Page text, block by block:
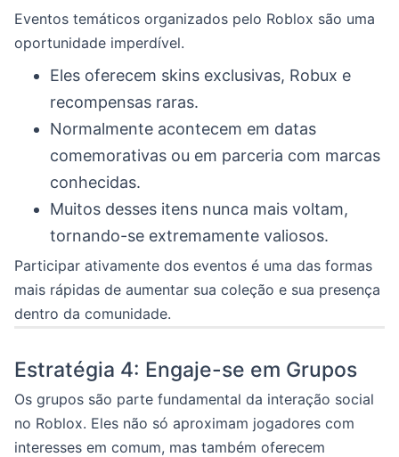
Eventos temáticos organizados pelo Roblox são uma
oportunidade imperdível.
Eles oferecem skins exclusivas, Robux e
recompensas raras.
Normalmente acontecem em datas
comemorativas ou em parceria com marcas
conhecidas.
Muitos desses itens nunca mais voltam,
tornando-se extremamente valiosos.
Participar ativamente dos eventos é uma das formas
mais rápidas de aumentar sua coleção e sua presença
dentro da comunidade.
Estratégia 4: Engaje-se em Grupos
Os grupos são parte fundamental da interação social
no Roblox. Eles não só aproximam jogadores com
interesses em comum, mas também oferecem